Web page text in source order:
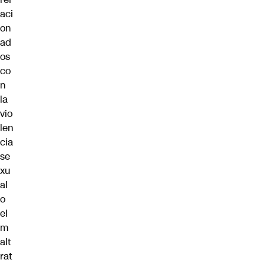
aci
on
ad
os
co
n
la
vio
len
cia
se
xu
al
o
el
m
alt
rat